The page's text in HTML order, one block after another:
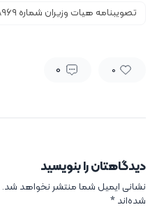
تصویبنامه هیات وزیران شماره ۶۸۹۶۹
0
0
دیدگاهتان را بنویسید
نشانی ایمیل شما منتشر نخواهد شد.
شده‌اند*